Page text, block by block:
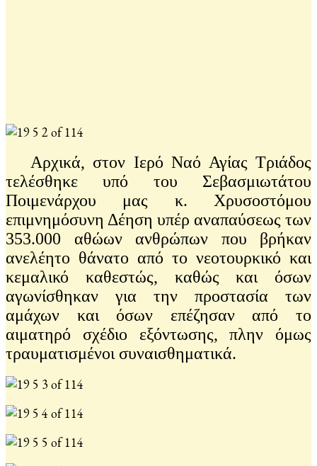
Αρχικά, στον Ιερό Ναό Αγίας Τριάδος
τελέσθηκε υπό του Σεβασμιωτάτου
Ποιμενάρχου μας κ. Χρυσοστόμου
επιμνημόσυνη Δέηση υπέρ αναπαύσεως των
353.000 αθώων ανθρώπων που βρήκαν
ανελέητο θάνατο από το νεοτουρκικό και
κεμαλικό καθεστώς, καθώς και όσων
αγωνίσθηκαν για την προστασία των
αμάχων και όσων επέζησαν από το
αιματηρό σχέδιο εξόντωσης, πλην όμως
τραυματισμένοι συναισθηματικά.